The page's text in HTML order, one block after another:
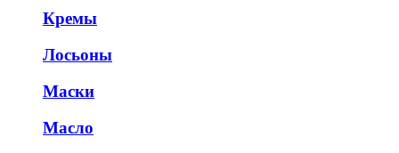
Кремы
Лосьоны
Маски
Масло